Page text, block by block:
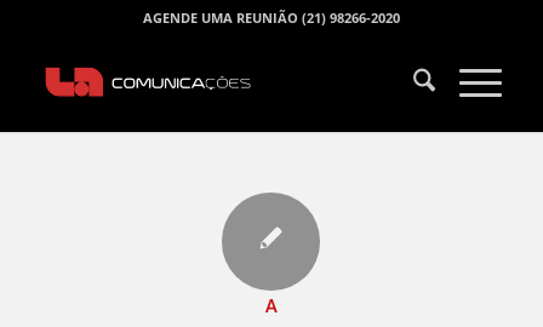
AGENDE UMA REUNIÃO (21) 98266-2020
A